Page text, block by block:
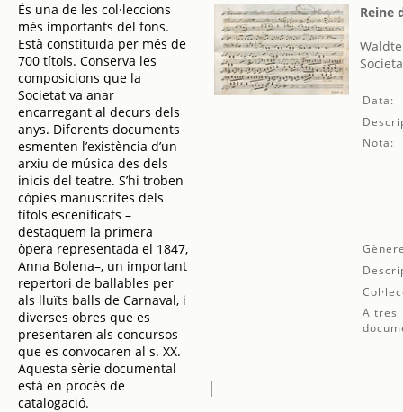
És una de les col·leccions
més importants del fons.
Està constituïda per més de
700 títols. Conserva les
composicions que la
Societat va anar
encarregant al decurs dels
anys. Diferents documents
esmenten l’existència d’un
arxiu de música des dels
inicis del teatre. S’hi troben
còpies manuscrites dels
títols escenificats –
destaquem la primera
òpera representada el 1847,
Anna Bolena–, un important
repertori de ballables per
als lluïts balls de Carnaval, i
diverses obres que es
presentaren als concursos
que es convocaren al s. XX.
Aquesta sèrie documental
està en procés de
catalogació.
Reine
Data:
Nota:
Altres